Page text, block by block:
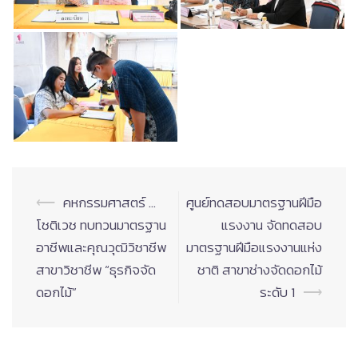
Post
navigation
⟵ คหกรรมศาสตร์ …
โชติเวช ทบทวนมาตรฐาน
อาชีพและคุณวุฒิวิชาชีพ
สาขาวิชาชีพ “ธุรกิจจัด
ดอกไม้”
ศูนย์ทดสอบมาตรฐานฝีมือ
แรงงาน จัดทดสอบ
มาตรฐานฝีมือแรงงานแห่ง
ชาติ สาขาช่างจัดดอกไม้
ระดับ 1 ⟶